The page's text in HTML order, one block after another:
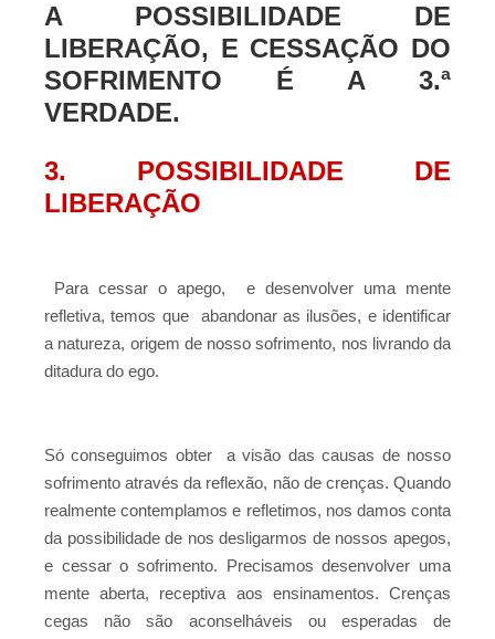
A POSSIBILIDADE DE
LIBERAÇÃO, E CESSAÇÃO DO
SOFRIMENTO É A 3.ª
VERDADE.
3. POSSIBILIDADE DE
LIBERAÇÃO
Para cessar o apego, e desenvolver uma mente
refletiva, temos que abandonar as ilusões, e identificar
a natureza, origem de nosso sofrimento, nos livrando da
ditadura do ego.
Só conseguimos obter a visão das causas de nosso
sofrimento através da reflexão, não de crenças. Quando
realmente contemplamos e refletimos, nos damos conta
da possibilidade de nos desligarmos de nossos apegos,
e cessar o sofrimento. Precisamos desenvolver uma
mente aberta, receptiva aos ensinamentos. Crenças
cegas não são aconselháveis ou esperadas de